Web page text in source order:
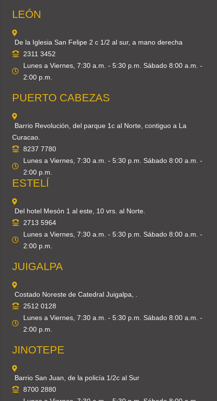
LEÓN
De la Iglesia San Felipe 2 c 1/2 al sur, a mano derecha
2311 3452
Lunes a Viernes, 7:30 a.m. - 5:30 p.m. Sábado 8:00 a.m. -
2:00 p.m.
PUERTO CABEZAS
Barrio Revolución, del parque 1c al Norte, contiguo a La
Curacao.
8237 7780
Lunes a Viernes, 7:30 a.m. - 5:30 p.m. Sábado 8:00 a.m. -
2:00 p.m.
ESTELÍ
Del hotel Mesón 1 al este, 10 vrs. al Norte.
2713 5964
Lunes a Viernes, 7:30 a.m. - 5:30 p.m. Sábado 8:00 a.m. -
2:00 p.m.
JUIGALPA
Costado Noreste de Catedral Juigalpa, .
2512 0128
Lunes a Viernes, 7:30 a.m. - 5:30 p.m. Sábado 8:00 a.m. -
2:00 p.m.
JINOTEPE
Barrio San Juan, de la policía 1/2c al Sur
8700 2880